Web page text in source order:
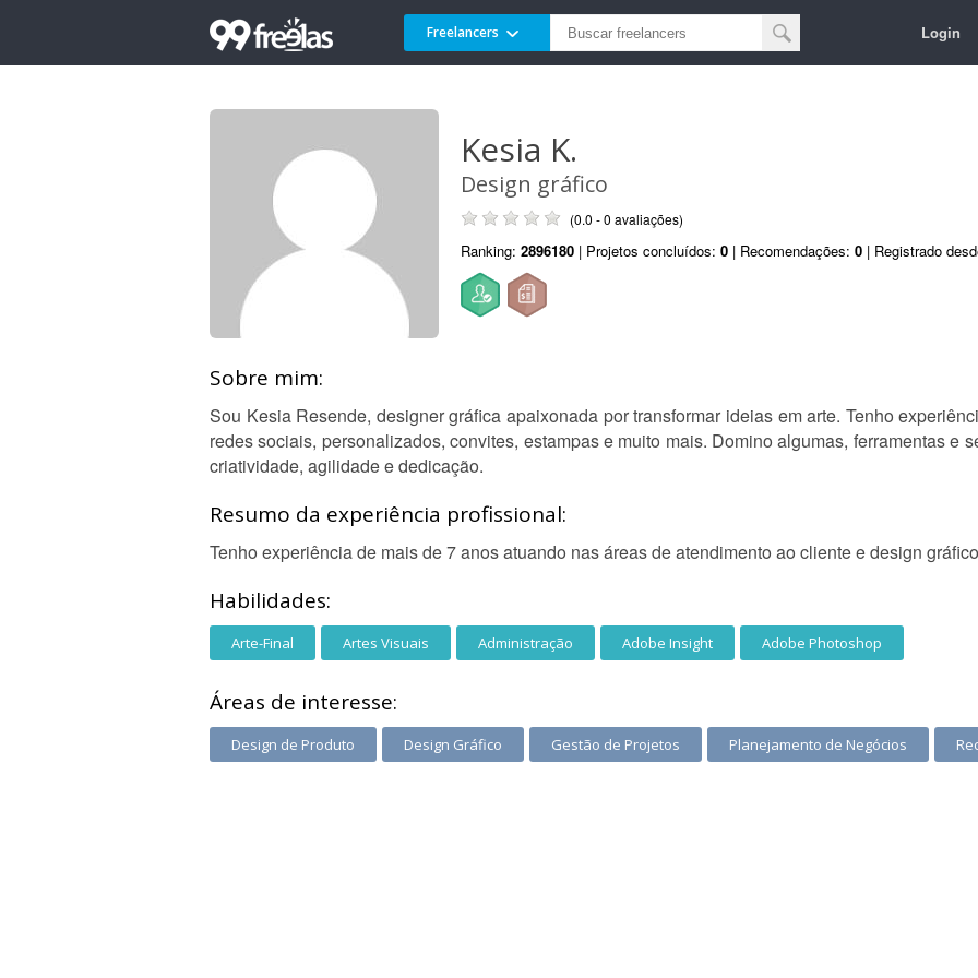
Freelancers Login
Kesia K.
Design gráfico
(0.0 - 0 avaliações)
Ranking: 2896180 | Projetos concluídos: 0 | Recomendações: 0 | Registrado
Sobre mim:
Sou Kesia Resende, designer gráfica apaixonada por transformar ideias em arte. Tenho
redes sociais, personalizados, convites, estampas e muito mais. Domino algumas, ferramentas e
criatividade, agilidade e dedicação.
Resumo da experiência profissional:
Tenho experiência de mais de 7 anos atuando nas áreas de atendimento ao cliente e design
Habilidades:
Arte-Final Artes Visuais Administração Adobe Insight Adobe Photoshop
Áreas de interesse:
Design de Produto Design Gráfico Gestão de Projetos Planejamento de Negócios